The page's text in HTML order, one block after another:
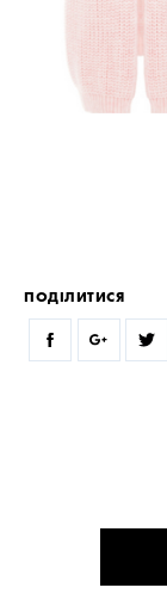
ПОДІЛИТИСЯ